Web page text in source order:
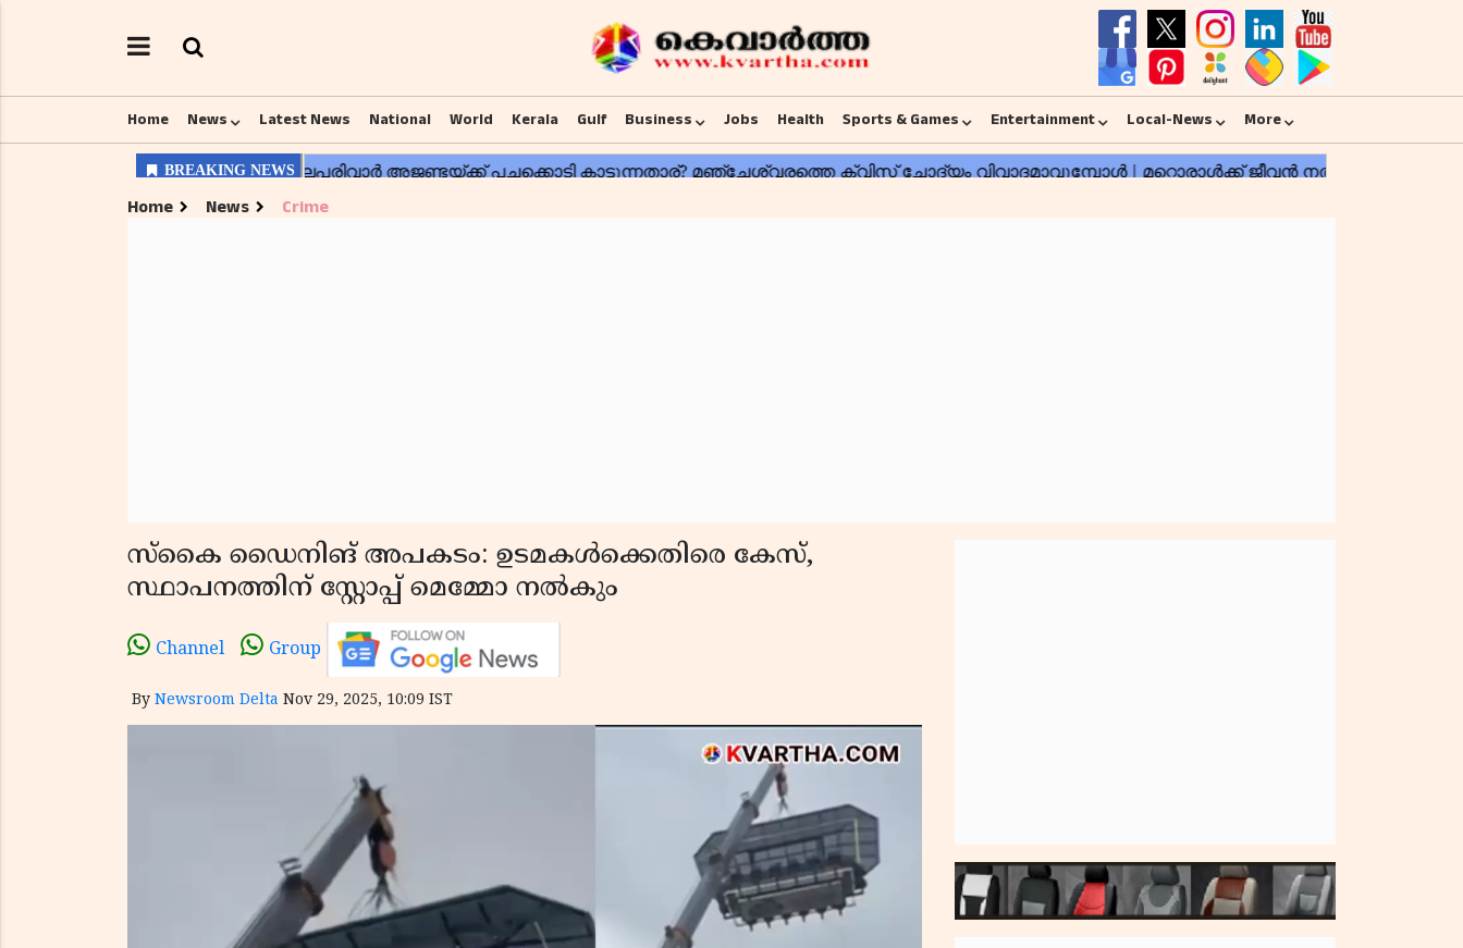
Home News Latest News National World Kerala Gulf Business Jobs Health Sports & Games Entertainment Local-News More
Home News Crime
സ്‌കൈ ഡൈനിങ് അപകടം: ഉടമകൾക്കെതിരെ കേസ്,
സ്ഥാപനത്തിന് സ്റ്റോപ്പ് മെമ്മോ നല്‍കും
Channel Group
By Newsroom Delta Nov 29, 2025, 10:09 IST